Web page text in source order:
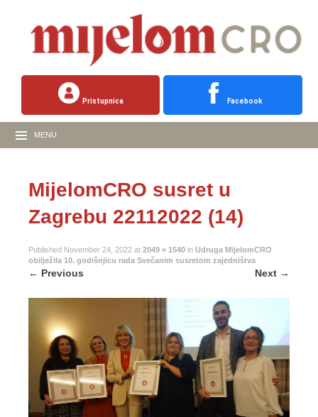
Pristupnica Facebook
MENU
MijelomCRO susret u
Zagrebu 22112022 (14)
Published November 24, 2022 at 2049 × 1540 in Udruga MijelomCRO
obilježila 10. godišnjicu rada Svečanim susretom zajedništva
← Previous Next →